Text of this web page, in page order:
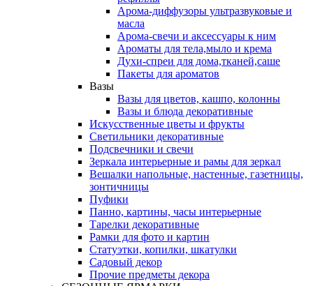
Арома-диффузоры ультразвуковые и
масла
Арома-свечи и аксессуары к ним
Ароматы для тела,мыло и крема
Духи-спреи для дома,тканей,саше
Пакеты для ароматов
Вазы
Вазы для цветов, кашпо, колонны
Вазы и блюда декоративные
Искусственные цветы и фрукты
Светильники декоративные
Подсвечники и свечи
Зеркала интерьерные и рамы для зеркал
Вешалки напольные, настенные, газетницы,
зонтичницы
Пуфики
Панно, картины, часы интерьерные
Тарелки декоративные
Рамки для фото и картин
Статуэтки, копилки, шкатулки
Садовый декор
Прочие предметы декора